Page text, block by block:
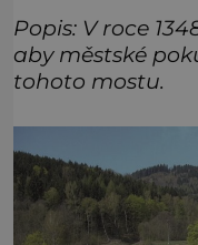
Popis: V roce
aby městské
tohoto mostu.